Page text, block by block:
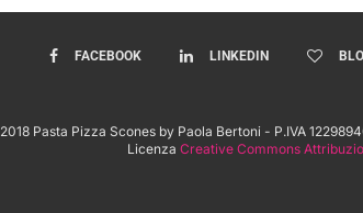
FACEBOOK LINKEDIN
2018 Pasta Pizza Scones by Paola Bertoni - P.IVA
Licenza Creative Commons